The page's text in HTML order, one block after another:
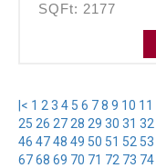
SQFt: 2177
|< 1 2 3 4 5 6 78 9 10 11
25 26 27 28 29 30 31 32
46 4748 49 50 51 52 53
6768 69 70 71 72 73 74